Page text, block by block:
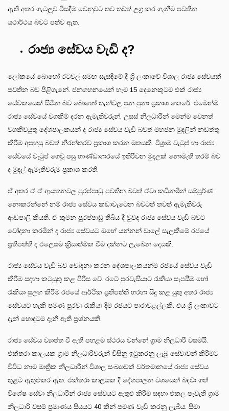
ඇති අතර ගැටලුව විසඳීම වෙනුවට තව තවත් උග්‍ර කර ගැනීම පවතින
යථාර්ථය බවට පත්ව ඇත.
රාජ්‍ය සේවය වැඩි ද?
ලෝකයේ බොහෝ රටවල් සමඟ සැසඳීමේ දී ශ්‍රී ලංකාවේ විශාල රාජ්‍ය සේවයක්
පවතින බව පිළිගැනේ. ජනගහනයෙන් හැම 15 දෙනෙකුටම එක් රාජ්‍ය
සේවකයෙක් සිටින බව බොහෝ තැන්වල පුන පුනා ප්‍රකාශ කෙරේ. එමෙන්ම
රාජ්‍ය සේවයේ වගකීම් දරන ඇමැතිවරුන්, උසස් නිලධාරීන් මෙන්ම වෙනත්
වගකිවයුතු දේශපාලකයන් ද රාජ්‍ය සේවය වැඩි බවත් මහජන මුදලින් නඩත්තු
කිරීම අපහසු බවත් නිරන්තරව ප්‍රකාශ කරන මතයකි. විශ්‍රාම වැටුප් හා රාජ්‍ය
සේවයේ වැටුප් ගෙවූ පසු භාණ්ඩාගාරයේ ඉතිරිවන මුදලක් නොමැති තරම් බව
ද මුදල් ඇමැතිවරුම ප්‍රකාශ කරති.
ඒ අතර ඒ ඒ ආයතනවල පුරප්පාඩු පවතින බවත් ඒවා කඩිනමින් සම්පූර්ණ
නොකරන්නේ නම් රාජ්‍ය සේවය කඩාවැටෙන බවටත් තවත් ඇමැතිවරු
ආඩපාලි කියති. ඒ කුමන පුරප්පාඩු තිබිය දී වුවද රාජ්‍ය සේවය වැඩි බවට
චෝදනා කරමින් ද රාජ්‍ය සේවයට ඔහේ යන්නන් වාලේ සැලකීමේ රජයේ
ප්‍රතිපත්ති ද එලෙසම ක්‍රියාත්මක වීම දක්නට ලැබෙන දෙයකි.
රාජ්‍ය සේවය වැඩි බව චෝදනා කරන දේශපාලකයන්ම රජයේ සේවය වැඩි
කිරීම සඳහා කටයුතු කළ පිරිස වේ. රටේ පුරවැසියාට රැකියා සැපයීම හෝ
රැකියා සුලභ කිරීම රජයේ ආර්ථික ප්‍රතිපත්ති හරහා සිදු කළ යුතු අතර රාජ්‍ය
සේවයට හැකි පමණ පුරවා රැකියා දීම රජයට පාරාවළල්ලකි. එය ශ්‍රී ලංකාවට
දැන් හොඳටම දැනී ඇති ප්‍රශ්නයකි.
රාජ්‍ය සේවය ව්‍යාප්ත වී ඇති පහළම ස්ථරය වන්නේ ග්‍රාම නිලධාරි වසමයි.
එක්තරා කාලයක ග්‍රාම නිලධාරිවරුන් විසිනු ඉටුකරනු ලැබූ සේවාවන් කිරීමට
විවිධ නාම මාත්‍රික නිලධාරීන් විශාල සංඛ්‍යාවක් වර්තමානයේ රාජ්‍ය සේවය
තුළට ඇතුළුකර ඇත. එක්තරා කාලයක දී දේශපාලන වශයෙන් බඳවා ගත්
විශේෂ සේවා නිලධාරීන් රාජ්‍ය සේවයට ඇතුළු කිරීම සඳහා එකල පැවැති ග්‍රාම
නිලධාරි වසම් ප්‍රමාණය සියයට 40 කින් පමණ වැඩි කරනු ලැබීය. සීමා